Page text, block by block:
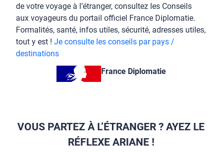
de votre voyage à l’étranger, consultez les Conseils
aux voyageurs du portail officiel France Diplomatie.
Formalités, santé, infos utiles, sécurité, adresses utiles,
tout y est ! Je consulte les conseils par pays /
destinations
France Diplomatie
VOUS PARTEZ À L’ÉTRANGER ? AYEZ LE
RÉFLEXE ARIANE !